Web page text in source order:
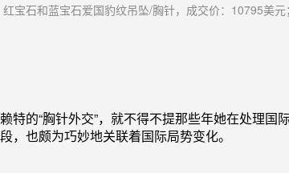
红宝石和蓝宝石爱国豹纹吊坠/胸针，成交价：10795美元；
特的“胸针外交”，就不得不提那些年她在处理国
，也颇为巧妙地关联着国际局势变化。